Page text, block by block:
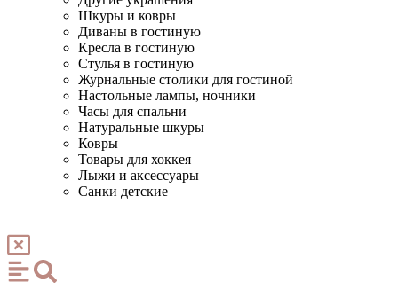
Шкуры и ковры
Диваны в гостиную
Кресла в гостиную
Стулья в гостиную
Журнальные столики для гостиной
Настольные лампы, ночники
Часы для спальни
Натуральные шкуры
Ковры
Товары для хоккея
Лыжи и аксессуары
Санки детские